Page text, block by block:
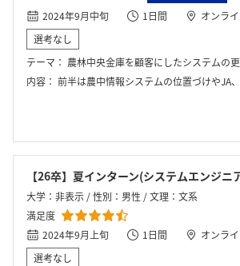
2024年9月中旬
1日間
オンラ
選考なし
テーマ： 農林中央金庫を顧客にしたシステムの更改案件及びJAバン
内容： 前半は農中情報システムの位置づけやJA、農中の顧客との関わりや役割といった点について学んだ。その後農林中央金庫やJAバンクを顧客に下案件をそれぞれ行った。どちらもグループワークであり、ワーク後に得点が
【26卒】夏インターン(システムエンジニ
大学：非表示 / 性別：男性 / 文理：文系
満足度
2024年9月上旬
1日間
オンラ
選考なし